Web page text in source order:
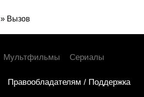
» Вызов
Мультфильмы Сериалы
Правообладателям / Поддержка